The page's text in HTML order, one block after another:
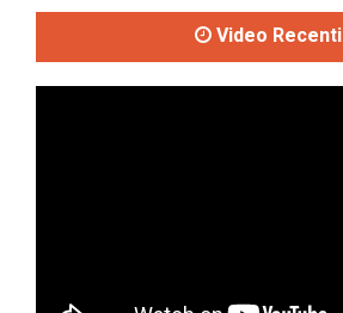
Video Recenti